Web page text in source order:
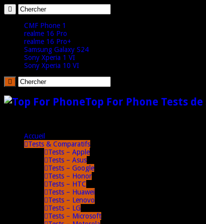
CMF Phone 1
realme 16 Pro
realme 16 Pro+
Samsung Galaxy S24
Sony Xperia 1 VI
Sony Xperia 10 VI
Top For Phone Tests
Accueil
Tests & Comparatifs
Tests – Apple
Tests – Asus
Tests – Google
Tests – Honor
Tests – HTC
Tests – Huawei
Tests – Lenovo
Tests – LG
Tests – Microsoft